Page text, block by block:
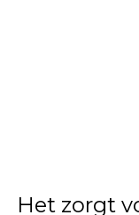
Het zorgt